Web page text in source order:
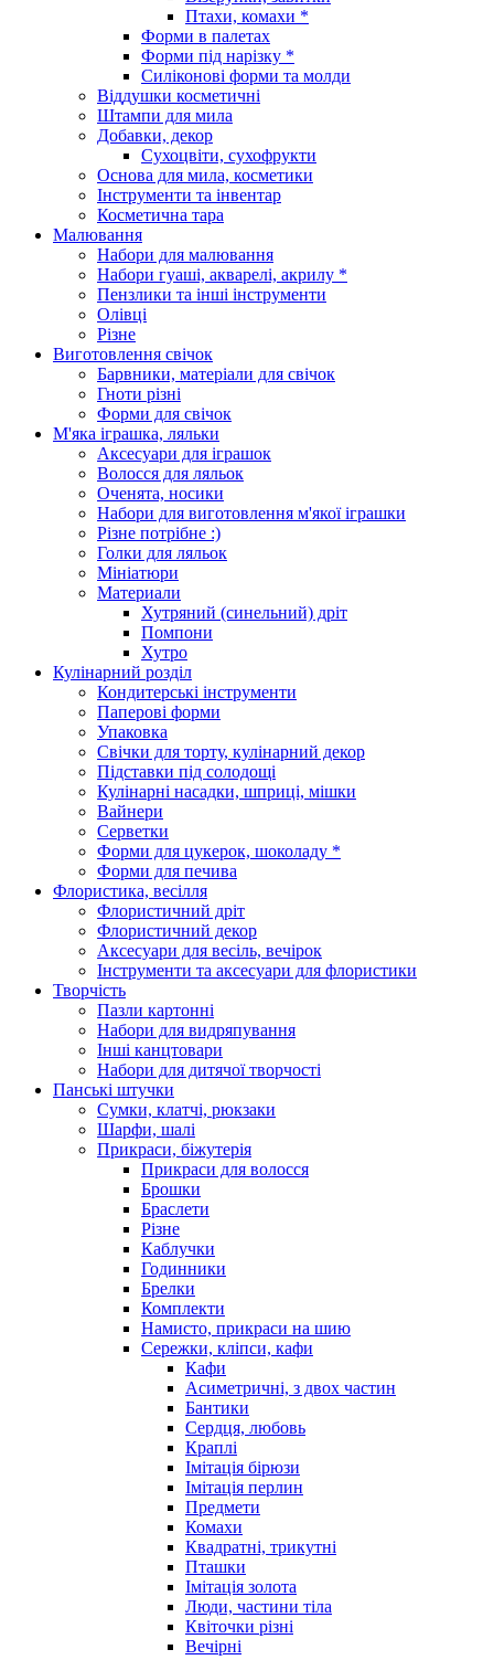
Птахи, комахи *
Форми в палетах
Форми під нарізку *
Силіконові форми та молди
Віддушки косметичні
Штампи для мила
Добавки, декор
Сухоцвіти, сухофрукти
Основа для мила, косметики
Інструменти та інвентар
Косметична тара
Малювання
Набори для малювання
Набори гуаші, акварелі, акрилу *
Пензлики та інші інструменти
Олівці
Різне
Виготовлення свічок
Барвники, матеріали для свічок
Гноти різні
Форми для свічок
М'яка іграшка, ляльки
Аксесуари для іграшок
Волосся для ляльок
Оченята, носики
Набори для виготовлення м'якої іграшки
Різне потрібне :)
Голки для ляльок
Мініатюри
Материали
Хутряний (синельний) дріт
Помпони
Хутро
Кулінарний розділ
Кондитерські інструменти
Паперові форми
Упаковка
Свічки для торту, кулінарний декор
Підставки під солодощі
Кулінарні насадки, шприці, мішки
Вайнери
Серветки
Форми для цукерок, шоколаду *
Форми для печива
Флористика, весілля
Флористичний дріт
Флористичний декор
Аксесуари для весіль, вечірок
Інструменти та аксесуари для флористики
Творчість
Пазли картонні
Набори для видряпування
Інші канцтовари
Набори для дитячої творчості
Панські штучки
Сумки, клатчі, рюкзаки
Шарфи, шалі
Прикраси, біжутерія
Прикраси для волосся
Брошки
Браслети
Різне
Каблучки
Годинники
Брелки
Комплекти
Намисто, прикраси на шию
Сережки, кліпси, кафи
Кафи
Асиметричні, з двох частин
Бантики
Сердця, любовь
Краплі
Імітація бірюзи
Імітація перлин
Предмети
Комахи
Квадратні, трикутні
Пташки
Імітація золота
Люди, частини тіла
Квіточки різні
Вечірні